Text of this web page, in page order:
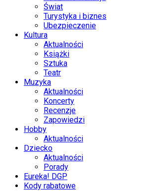
Świat
Turystyka i biznes
Ubezpieczenie
Kultura
Aktualności
Książki
Sztuka
Teatr
Muzyka
Aktualności
Koncerty
Recenzje
Zapowiedzi
Hobby
Aktualności
Dziecko
Aktualności
Porady
Eureka! DGP
Kody rabatowe